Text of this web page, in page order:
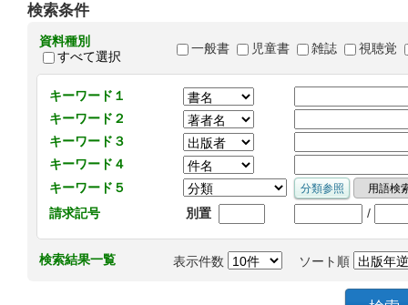
検索条件
資料種別
すべて選択
一般書 児童書 雑誌 視聴覚
キーワード１
キーワード２
キーワード３
キーワード４
キーワード５
請求記号
別置 /
検索結果一覧 表示件数 ソート順